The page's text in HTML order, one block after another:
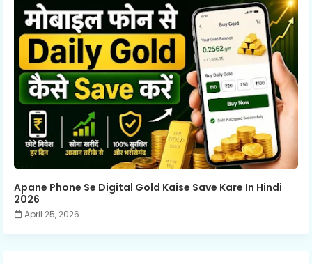
Apane Phone Se Digital Gold Kaise Save Kare In Hindi
2026
April 25, 2026